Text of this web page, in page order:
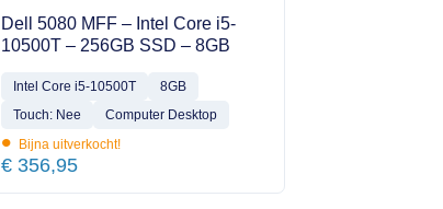
Dell 5080 MFF – Intel Core i5-
10500T – 256GB SSD – 8GB
Intel Core i5-10500T
8GB
Touch: Nee
Computer Desktop
• Bijna uitverkocht!
€ 356,95